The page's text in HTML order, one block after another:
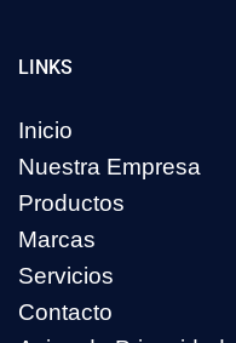
LINKS
Inicio
Nuestra Empresa
Productos
Marcas
Servicios
Contacto